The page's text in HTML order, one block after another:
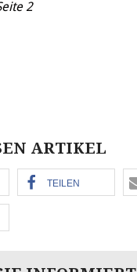
2
ARTIKEL
TEILEN